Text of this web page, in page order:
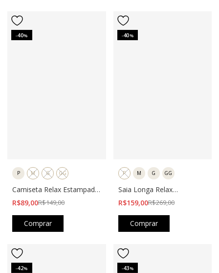
-40%
P M G GG
Camiseta Relax Estampada
Preta
R$89,00R$149,00
Comprar
-40%
P M G GG
Saia Longa Relax
Estampada Preta
R$159,00R$269,00
Comprar
-42% -43%